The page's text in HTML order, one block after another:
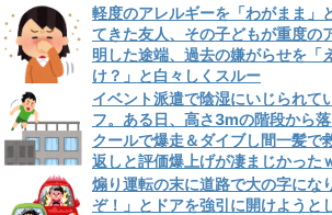
軽度のアレルギーを「わがまま」
てきた友人、その子どもが重度の
明した途端、過去の嫌がらせを「
け？」と白々しくスルー
イベント派遣で陰湿にいじられて
フ。ある日、高さ3mの階段から
クールで爆走＆ダイブし間一髪で
返しと評価爆上げが凄まじかった
煽り運転の末に道路で大の字にな
ぞ！」とドアを強引に開けようと